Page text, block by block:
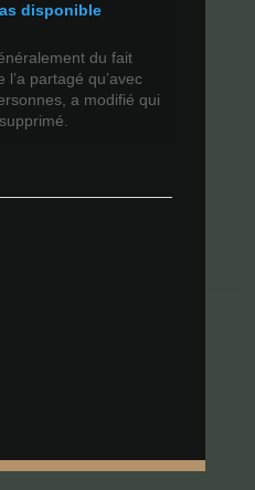
disponible
du fait
partagé qu’avec
a modifié qui